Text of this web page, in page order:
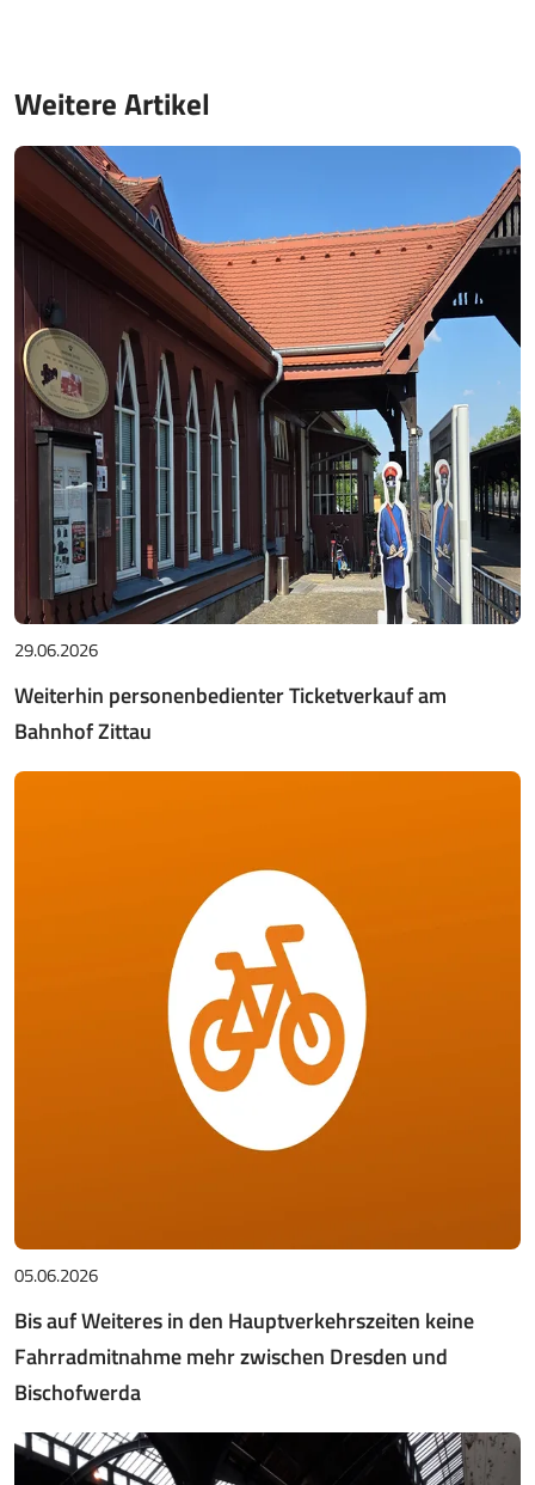
Weitere Artikel
29.06.2026
Weiterhin personenbedienter Ticketverkauf am
Bahnhof Zittau
05.06.2026
Bis auf Weiteres in den Hauptverkehrszeiten keine
Fahrradmitnahme mehr zwischen Dresden und
Bischofwerda